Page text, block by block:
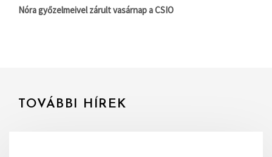
Nóra győzelmeivel zárult vasárnap a CSIO
TOVÁBBI HÍREK